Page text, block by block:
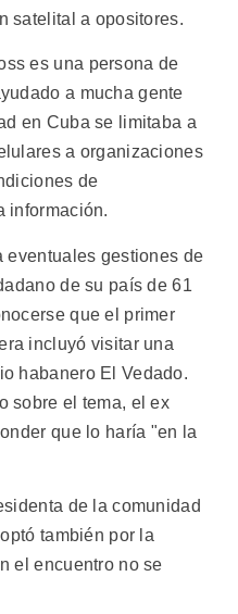
satelital a opositores.
es una persona de
a mucha gente
en Cuba se limitaba a
a organizaciones
de
información.
eventuales gestiones de
de su país de 61
que el primer
incluyó visitar una
habanero El Vedado.
sobre el tema, el ex
que lo haría "en la
de la comunidad
también por la
el encuentro no se